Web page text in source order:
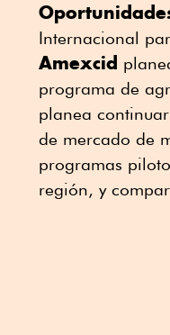
Internacional
Amexcid
programa de
planea
de mercado de
programas
región, y